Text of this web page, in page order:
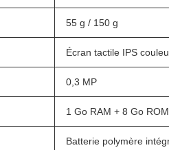
55 g / 150 g
Écran tactile IPS
0,3 MP
1 Go RAM + 8 Go ROM
Batterie polymère